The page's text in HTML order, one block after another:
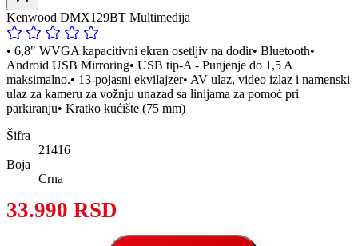
Kenwood DMX129BT Multimedija
• 6,8" WVGA kapacitivni ekran osetljiv na dodir• Bluetooth•
Android USB Mirroring• USB tip-A - Punjenje do 1,5 A
maksimalno.• 13-pojasni ekvilajzer• AV ulaz, video izlaz i namenski
ulaz za kameru za vožnju unazad sa linijama za pomoć pri
parkiranju• Kratko kućište (75 mm)
Šifra
21416
Boja
Crna
33.990 RSD